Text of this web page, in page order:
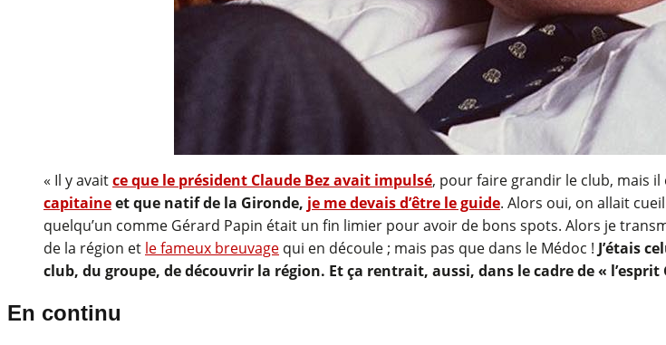
« Il y avaitce que le président Claude Bez avait impulsé, pour faire grandir le club, mais
capitaineet que natif de la Gironde, je me devais d’être le guide. Alors oui, on allait
quelqu’un comme Gérard Papin était un fin limier pour avoir de bons spots. Alors je
de la région et le fameux breuvage qui en découle ; mais pas que dans le Médoc ! J’étais
club, du groupe, de découvrir la région. Et ça rentrait, aussi, dans le cadre de «
En continu